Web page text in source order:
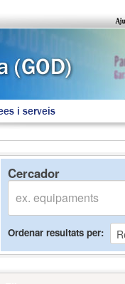
i serveis
Cercador
Ordenar resultats per